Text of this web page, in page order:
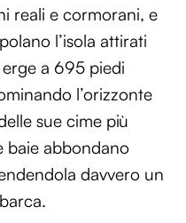
reali e cormorani, e
l’isola attirati
a 695 piedi
l’orizzonte
sue cime più
baie abbondano
davvero un